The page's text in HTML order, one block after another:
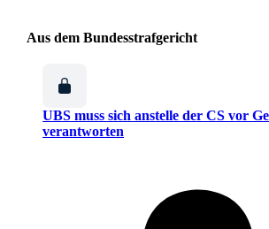
Aus dem Bundesstrafgericht
UBS muss sich anstelle der CS vor
verantworten